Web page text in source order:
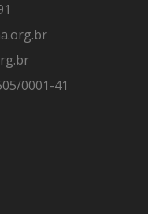
0001-41